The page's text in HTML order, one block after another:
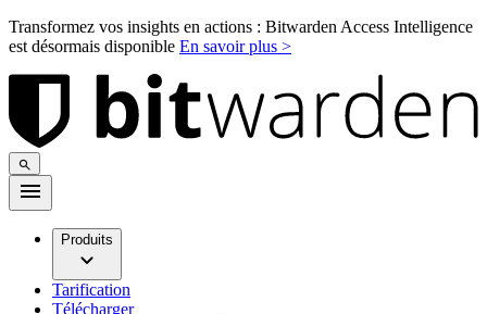
Transformez vos insights en actions : Bitwarden Access Intelligence
est désormais disponible En savoir plus >
Produits
Tarification
Télécharger